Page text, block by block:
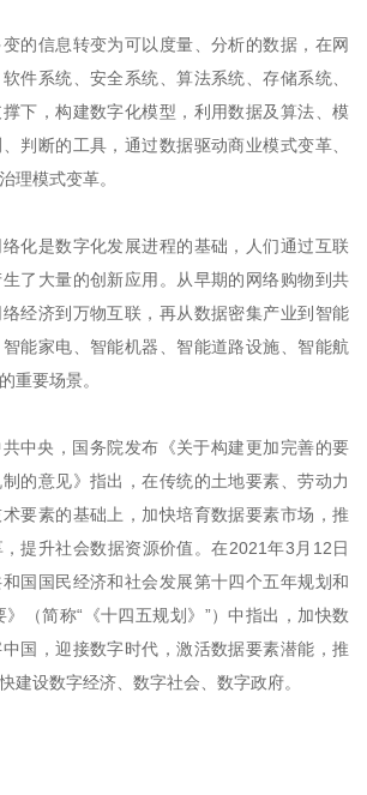
的信息转变为可以度量、分析的数据，在网
件系统、安全系统、算法系统、存储系统、
下，构建数字化模型，利用数据及算法、模
判断的工具，通过数据驱动商业模式变革、
理模式变革。
化是数字化发展进程的基础，人们通过互联
了大量的创新应用。从早期的网络购物到共
经济到万物互联，再从数据密集产业到智能
能家电、智能机器、智能道路设施、智能航
重要场景。
中央，国务院发布《关于构建更加完善的要
的意见》指出，在传统的土地要素、劳动力
要素的基础上，加快培育数据要素市场，推
提升社会数据资源价值。在2021年3月12日
国国民经济和社会发展第十四个五年规划和
（简称“《十四五规划》”）中指出，加快数
国，迎接数字时代，激活数据要素潜能，推
建设数字经济、数字社会、数字政府。